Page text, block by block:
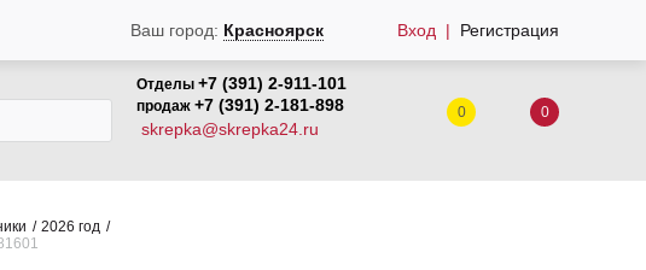
Ваш город: Красноярск Вход Регистрация
Отделы +7 (391) 2-911-101
продаж +7 (391) 2-181-898
skrepka@skrepka24.ru
0 0
2026 год